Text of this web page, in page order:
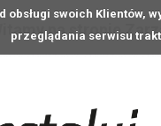
obsługi swoich
przeglądania serwisu
na stronie